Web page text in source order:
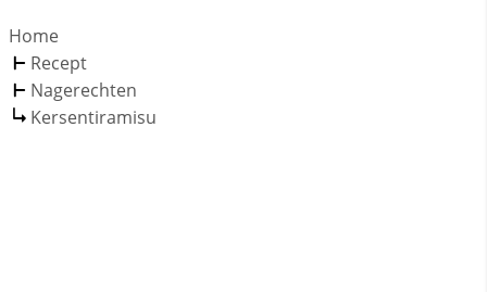
Home
Recept
Nagerechten
Kersentiramisu